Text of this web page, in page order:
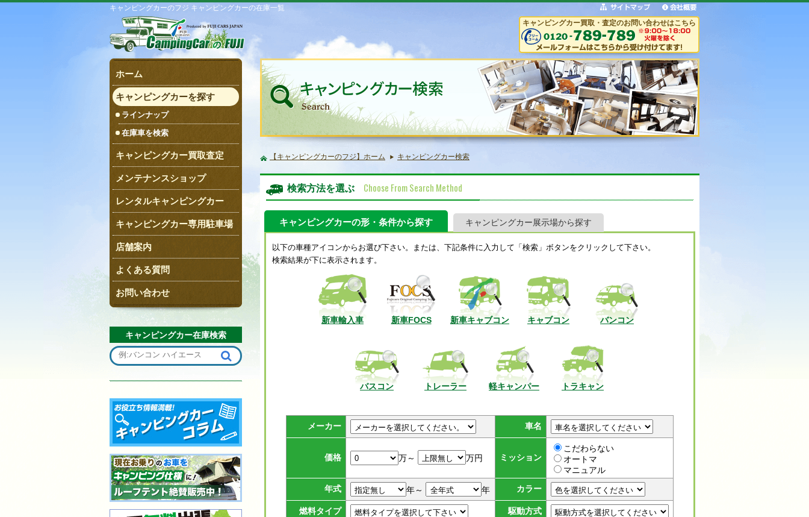
キャンピングカーのフジ キャンピングカーの在庫一覧
キャンピングカー買取・査定のお問い合わせはこちら
【キャンピングカーのフジ】ホーム キャンピングカー検索
検索方法を選ぶ Choose From Search Method
キャンピングカーの形・条件から探す キャンピングカー展示場から探す
以下の車種アイコンからお選び下さい。または、下記条件に入力して「検索」ボタンをクリックして下さい。
検索結果が下に表示されます。
新車輸入車 新車FOCS 新車キャブコン キャブコン バンコン
バスコン トレーラー 軽キャンパー トラキャン
メーカー 車名
価格 万～ 万円 ミッション
こだわらない
オートマ
マニュアル
年式 年～ 年 カラー
燃料タイプ 駆動方式
ホーム
キャンピングカーを探す
ラインナップ
在庫車を検索
キャンピングカー買取査定
メンテナンスショップ
レンタルキャンピングカー
キャンピングカー専用駐車場
店舗案内
よくある質問
お問い合わせ
キャンピングカー在庫検索